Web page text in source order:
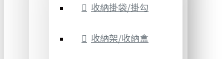
收納掛袋/掛勾
收納架/收納盒